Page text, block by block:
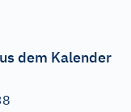
dem Kalender